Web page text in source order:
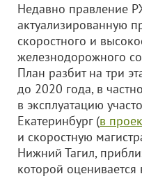
Недавно правление
актуализированную
скоростного и
железнодорожного
План разбит на три
до 2020 года, в
в эксплуатацию
Екатеринбург (в
и скоростную
Нижний Тагил,
которой